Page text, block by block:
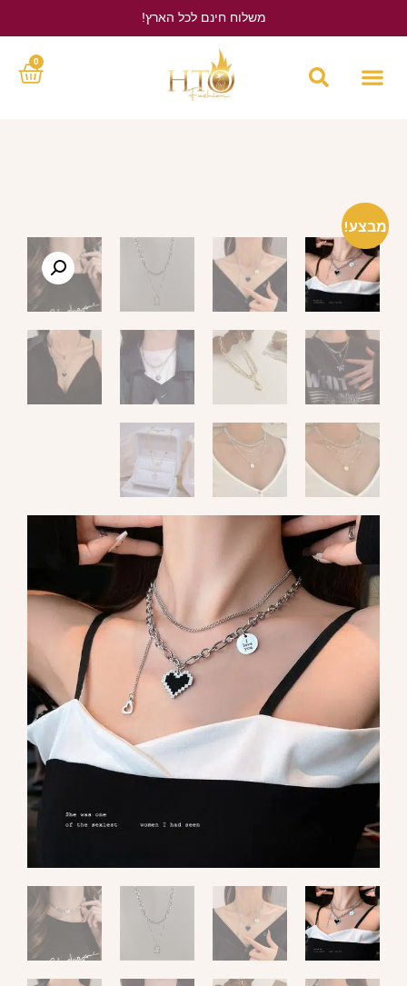
משלוח חינם לכל הארץ!
0
מבצע!